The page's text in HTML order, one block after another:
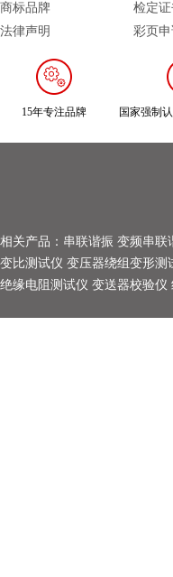
商标品牌
法律声明
检定证
彩页
15年专注品牌 国家强制
相关产品： 串联谐振 变频串联
变比测试仪 变压器绕组变形测
绝缘电阻测试仪 变送器校验仪